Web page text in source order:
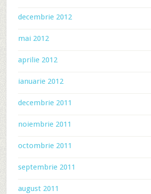
decembrie 2012
mai 2012
aprilie 2012
ianuarie 2012
decembrie 2011
noiembrie 2011
octombrie 2011
septembrie 2011
august 2011